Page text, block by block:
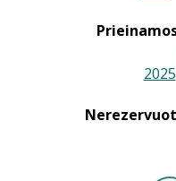
2025